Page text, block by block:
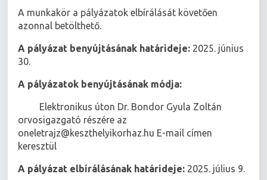
A munkakör a pályázatok elbírálását követően
azonnal betölthető.
A pályázat benyújtásának határideje: 2025. június
30.
A pályázatok benyújtásának módja:
 Elektronikus úton Dr. Bondor Gyula Zoltán
orvosigazgató részére az
oneletrajz@keszthelyikorhaz.hu E-mail címen
keresztül
A pályázat elbírálásának határideje: 2025. július 9.